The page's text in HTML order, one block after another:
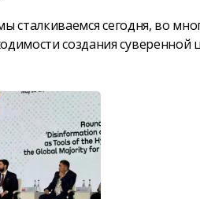
сталкиваемся сегодня, во
создания суверенной